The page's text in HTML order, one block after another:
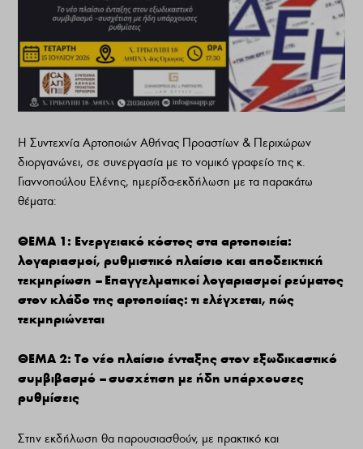
Η Συντεχνία Αρτοποιών Αθήνας Προαστίων & Περιχώρων
διοργανώνει, σε συνεργασία με το νομικό γραφείο της κ.
Γιαννοπούλου Ελένης, ημερίδα-εκδήλωση με τα παρακάτω
θέματα:
ΘΕΜΑ 1: Ενεργειακό κόστος στα αρτοποιεία:
λογαριασμοί, ρυθμιστικό πλαίσιο και αποδεικτική
τεκμηρίωση – Επαγγελματικοί λογαριασμοί ρεύματος
στον κλάδο της αρτοποιίας: τι ελέγχεται, πώς
τεκμηριώνεται
ΘΕΜΑ 2: Το νέο πλαίσιο ένταξης στον εξωδικαστικό
συμβιβασμό – συσχέτιση με ήδη υπάρχουσες
ρυθμίσεις
Στην εκδήλωση θα παρουσιασθούν, με πρακτικό και